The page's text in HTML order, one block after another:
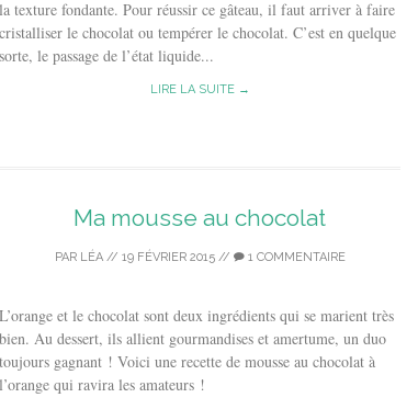
la texture fondante. Pour réussir ce gâteau, il faut arriver à faire
cristalliser le chocolat ou tempérer le chocolat. C’est en quelque
sorte, le passage de l’état liquide...
LIRE LA SUITE →
Ma mousse au chocolat
PAR LÉA// 19 FÉVRIER 2015// 1 COMMENTAIRE
L’orange et le chocolat sont deux ingrédients qui se marient très
bien. Au dessert, ils allient gourmandises et amertume, un duo
toujours gagnant ! Voici une recette de mousse au chocolat à
l’orange qui ravira les amateurs !